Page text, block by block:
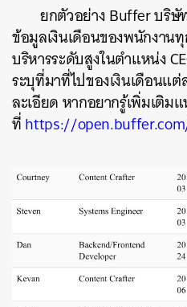
ยกตัวอย่าง Buffer บริษั
ข้อมูลเงินเดือนของพนักงาน
บริหารระดับสูงในตำแหน่ง
ระบุที่มาที่ไปของเงินเดือนแ
ละเอียด หากอยากรู้เพิ่มเติม
ที่https://